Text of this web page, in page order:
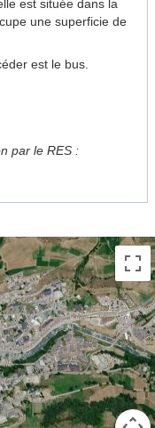
est située dans la
une superficie de
est le bus.
par le RES :